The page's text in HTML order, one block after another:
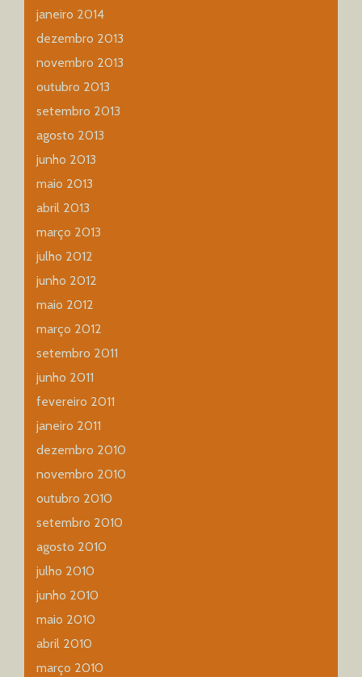
janeiro 2014
dezembro 2013
novembro 2013
outubro 2013
setembro 2013
agosto 2013
junho 2013
maio 2013
abril 2013
março 2013
julho 2012
junho 2012
maio 2012
março 2012
setembro 2011
junho 2011
fevereiro 2011
janeiro 2011
dezembro 2010
novembro 2010
outubro 2010
setembro 2010
agosto 2010
julho 2010
junho 2010
maio 2010
abril 2010
março 2010